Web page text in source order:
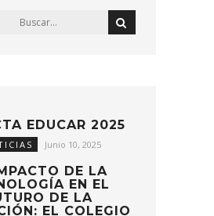
EDUCAR 2025
Junio 10, 2025
DE LA
EN EL
DE LA
EL COLEGIO